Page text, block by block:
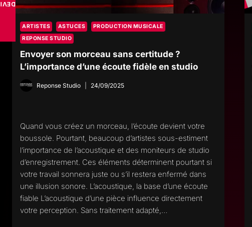
ARTISTES ASTUCES
PRODUCTION MUSICALE
REPONSE STUDIO
Envoyer son morceau sans certitude ?
L’importance d’une écoute fidèle en studio
Reponse Studio 24/09/2025
Quand vous créez un morceau, l’écoute devient votre
boussole. Pourtant, beaucoup d’artistes sous-estiment
l’importance de l’acoustique et des moniteurs de studio
d’enregistrement. Ces éléments déterminent pourtant si
votre travail sonnera juste ou s’il restera enfermé dans
une illusion sonore. L’acoustique, la base d’une écoute
fiable L’acoustique d’une pièce influence directement
votre perception. Sans traitement adapté,…